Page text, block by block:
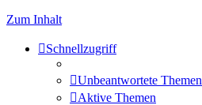
Zum Inhalt
Schnellzugriff
Unbeantwortete Themen
Aktive Themen